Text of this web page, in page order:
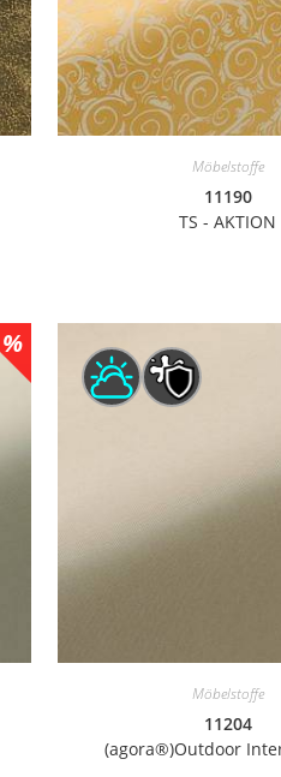
Möbelstoffe
11190
TS - AKTION
Möbelstoffe
11204
(agora®)Outdoor